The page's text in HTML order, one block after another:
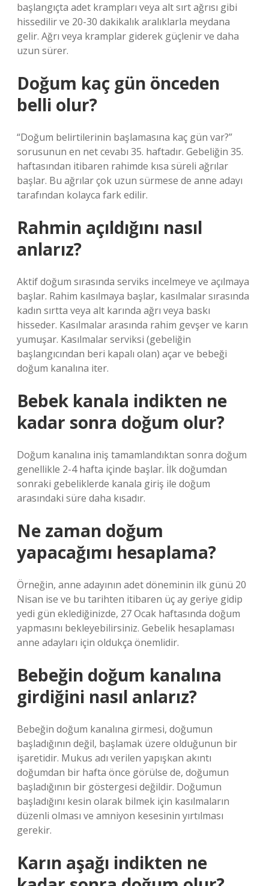
başlangıçta adet krampları veya alt sırt ağrısı gibi
hissedilir ve 20-30 dakikalık aralıklarla meydana
gelir. Ağrı veya kramplar giderek güçlenir ve daha
uzun sürer.
Doğum kaç gün önceden
belli olur?
“Doğum belirtilerinin başlamasına kaç gün var?”
sorusunun en net cevabı 35. haftadır. Gebeliğin 35.
haftasından itibaren rahimde kısa süreli ağrılar
başlar. Bu ağrılar çok uzun sürmese de anne adayı
tarafından kolayca fark edilir.
Rahmin açıldığını nasıl
anlarız?
Aktif doğum sırasında serviks incelmeye ve açılmaya
başlar. Rahim kasılmaya başlar, kasılmalar sırasında
kadın sırtta veya alt karında ağrı veya baskı
hisseder. Kasılmalar arasında rahim gevşer ve karın
yumuşar. Kasılmalar serviksi (gebeliğin
başlangıcından beri kapalı olan) açar ve bebeği
doğum kanalına iter.
Bebek kanala indikten ne
kadar sonra doğum olur?
Doğum kanalına iniş tamamlandıktan sonra doğum
genellikle 2-4 hafta içinde başlar. İlk doğumdan
sonraki gebeliklerde kanala giriş ile doğum
arasındaki süre daha kısadır.
Ne zaman doğum
yapacağımı hesaplama?
Örneğin, anne adayının adet döneminin ilk günü 20
Nisan ise ve bu tarihten itibaren üç ay geriye gidip
yedi gün eklediğinizde, 27 Ocak haftasında doğum
yapmasını bekleyebilirsiniz. Gebelik hesaplaması
anne adayları için oldukça önemlidir.
Bebeğin doğum kanalına
girdiğini nasıl anlarız?
Bebeğin doğum kanalına girmesi, doğumun
başladığının değil, başlamak üzere olduğunun bir
işaretidir. Mukus adı verilen yapışkan akıntı
doğumdan bir hafta önce görülse de, doğumun
başladığının bir göstergesi değildir. Doğumun
başladığını kesin olarak bilmek için kasılmaların
düzenli olması ve amniyon kesesinin yırtılması
gerekir.
Karın aşağı indikten ne